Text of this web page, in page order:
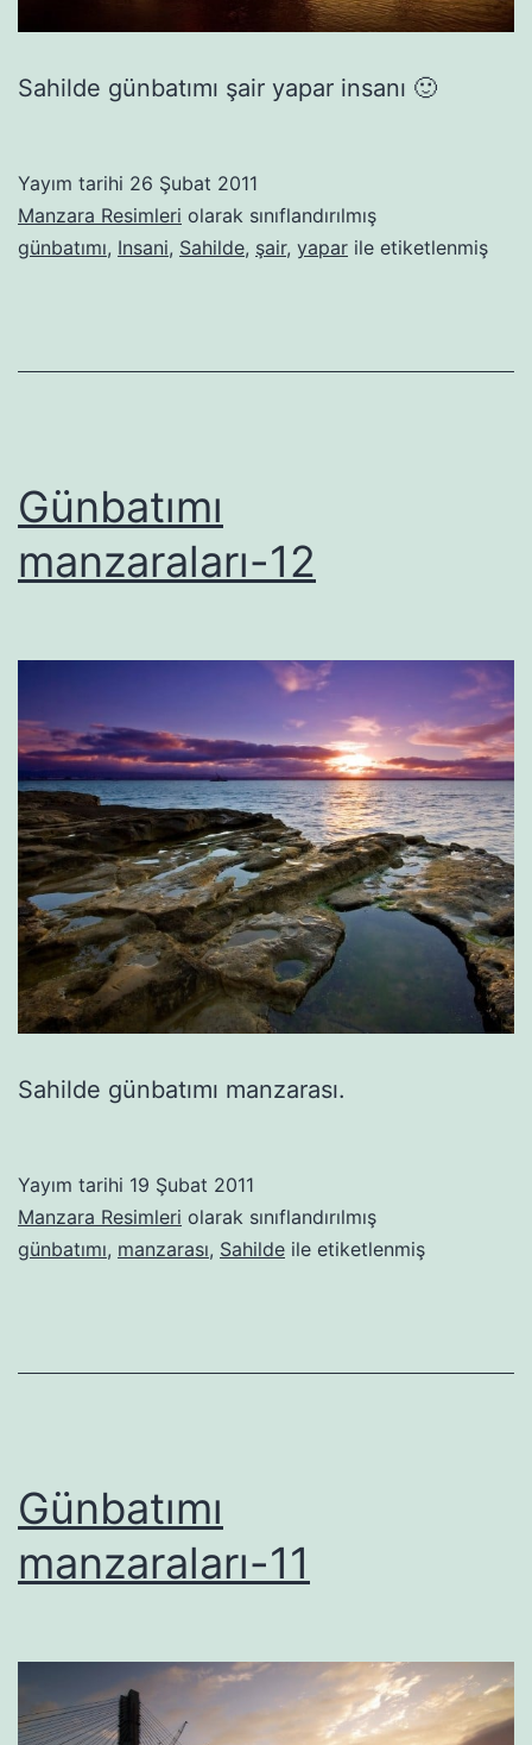
Sahilde günbatımı şair yapar insanı 🙂
Yayım tarihi 26 Şubat 2011
Manzara Resimleri olarak sınıflandırılmış
günbatımı, Insani, Sahilde, şair, yapar ile etiketlenmiş
Günbatımı
manzaraları-12
Sahilde günbatımı manzarası.
Yayım tarihi 19 Şubat 2011
Manzara Resimleri olarak sınıflandırılmış
günbatımı, manzarası, Sahilde ile etiketlenmiş
Günbatımı
manzaraları-11